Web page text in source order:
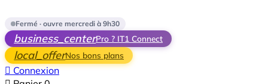
Fermé · ouvre mercredi à 9h30
business_centerPro ? IT1 Connect
local_offerNos bons plans
 Connexion